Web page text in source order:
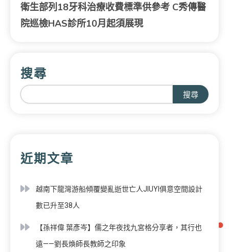
衛生部列18牙科治療收費標準供參考 C秀傳醫
院巡檢HAS診所10月起須展現
搜尋
搜尋
近期文章
越南下龍灣游船傾覆變亂逝世亡人JIUYI俱意空間設計
數已升至38人
【孫祥偉 葉彥岑】儒之年夜找九宮格分享者，其行也
遠——劉長煥師長教師之印象